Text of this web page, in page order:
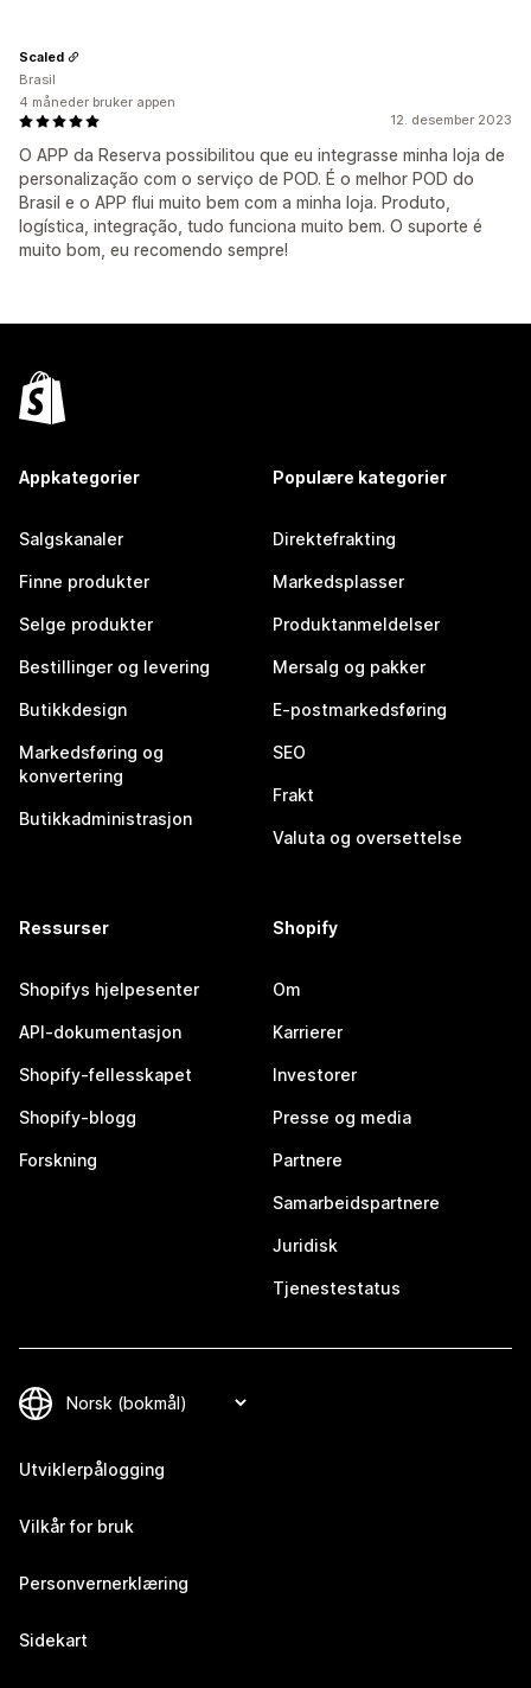
12. desember 2023
O APP da Reserva possibilitou que eu integrasse minha loja de
personalização com o serviço de POD. É o melhor POD do
Brasil e o APP flui muito bem com a minha loja. Produto,
logística, integração, tudo funciona muito bem. O suporte é
muito bom, eu recomendo sempre!
Scaled
Brasil
4 måneder bruker appen
Appkategorier
Salgskanaler
Finne produkter
Selge produkter
Bestillinger og levering
Butikkdesign
Markedsføring og
konvertering
Butikkadministrasjon
Populære kategorier
Direktefrakting
Markedsplasser
Produktanmeldelser
Mersalg og pakker
E-postmarkedsføring
SEO
Frakt
Valuta og oversettelse
Ressurser
Shopifys hjelpesenter
API-dokumentasjon
Shopify-fellesskapet
Shopify-blogg
Forskning
Shopify
Om
Karrierer
Investorer
Presse og media
Partnere
Samarbeidspartnere
Juridisk
Tjenestestatus
Utviklerpålogging
Vilkår for bruk
Personvernerklæring
Sidekart